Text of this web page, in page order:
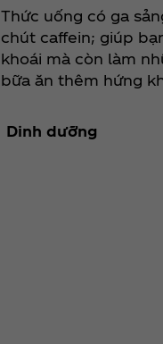
Thức uống có ga
chút caffein; giúp
khoái mà còn làm
bữa ăn thêm hứng
Dinh dưỡng